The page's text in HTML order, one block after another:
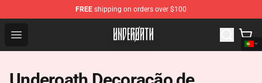
FREE shipping on orders over $100
Open menu
Underoath Store - Official Underoath Merchandise Shop